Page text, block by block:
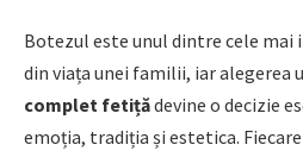
Botezul este unul dintre cele
din viața unei familii, iar alegerea
complet fetițădevine o decizie
emoția, tradiția și estetica.